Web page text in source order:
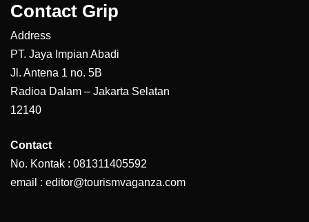
Contact Grip
Address
PT. Jaya Impian Abadi
Jl. Antena 1 no. 5B
Radioa Dalam – Jakarta Selatan
12140
Contact
No. Kontak : 081311405592
email : editor@tourismvaganza.com